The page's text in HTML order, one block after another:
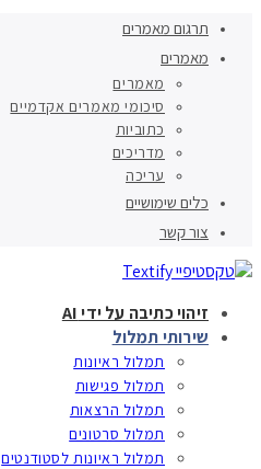
תרגום מאמרים
מאמרים
מאמרים
סיכומי מאמרים אקדמיים
כתוביות
מדריכים
עריכה
כלים שימושיים
צור קשר
זיהוי כתיבה על ידי AI
שירותי תמלול
תמלול ראיונות
תמלול פגישות
תמלול הרצאות
תמלול סרטונים
תמלול ראיונות לסטודנטים